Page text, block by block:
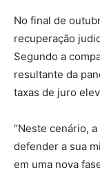
No final de
recuperação
Segundo a
resultante da
taxas de juro
“Neste cenário,
defender a sua
em uma nova